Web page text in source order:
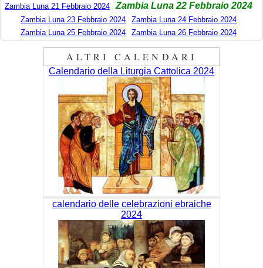
Zambia Luna 21 Febbraio 2024
Zambia Luna 22 Febbraio 2024
Zambia Luna 23 Febbraio 2024
Zambia Luna 24 Febbraio 2024
Zambia Luna 25 Febbraio 2024
Zambia Luna 26 Febbraio 2024
ALTRI CALENDARI
Calendario della Liturgia Cattolica 2024
calendario delle celebrazioni ebraiche
2024